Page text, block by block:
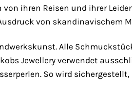
ihren Reisen und ihrer
von skandinavischem
Alle
Jewellery verwendet
So wird